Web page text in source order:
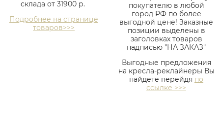
склада от 31900 р.
Подробнее на странице
товаров>>>
покупателю в любой
город РФ по более
выгодной цене! Заказные
позиции выделены в
заголовках товаров
надписью "НА ЗАКАЗ"
Выгодные предложения
на кресла-реклайнеры Вы
найдете перейдя по
ссылке >>>